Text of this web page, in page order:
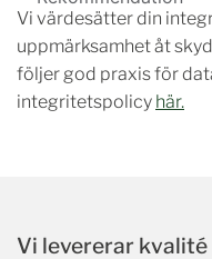
Vi värdesätter din
uppmärksamhet åt
följer god praxis för
integritetspolicy här.
Vi levererar kvalité